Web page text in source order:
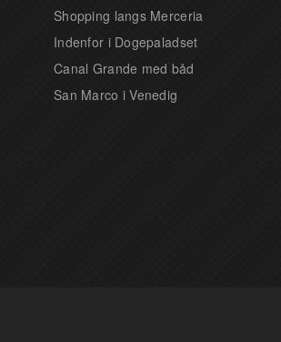
Shopping langs Merceria
Indenfor i Dogepaladset
Canal Grande med båd
San Marco i Venedig